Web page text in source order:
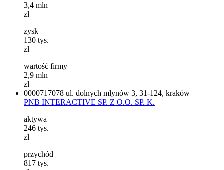
3,4 mln
zł
zysk
130 tys.
zł
wartość firmy
2,9 mln
zł
0000717078 ul. dolnych młynów 3, 31-124, kraków
PNB INTERACTIVE SP. Z O.O. SP. K.
aktywa
246 tys.
zł
przychód
817 tys.